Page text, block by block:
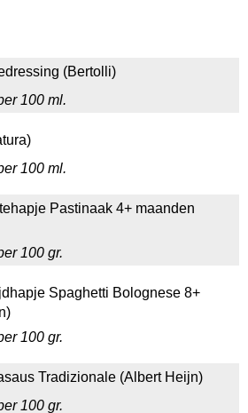
(Bertolli)
100 ml.
100 ml.
Pastinaak 4+ maanden
100 gr.
Spaghetti Bolognese 8+
100 gr.
Tradizionale (Albert Heijn)
100 gr.